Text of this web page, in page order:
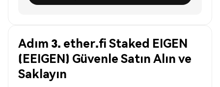
Adım 3. ether.fi Staked EIGEN
(EEIGEN) Güvenle Satın Alın ve
Saklayın